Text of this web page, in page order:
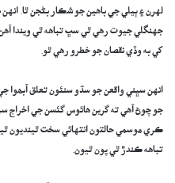
لهرن ۽ ٻيلي جي باهين جو شڪار بڻجن ٿا. انهن
جهنگلي جيوت رهي ٿي سڀ تباهه ٿي ويندا
کي به وڏي نقصان جو خطرو رهي ٿو.
انهن سڀني واقعن جو سڌو سنئون تعلق آبھوا
جو چوڻ آهي ته گرين هائوس گئسن جي اخراج
ڪري موسمي حالتون انتهائي سخت ٿينديون
تباهه ڪندڙ ٿي پون ٿيون.